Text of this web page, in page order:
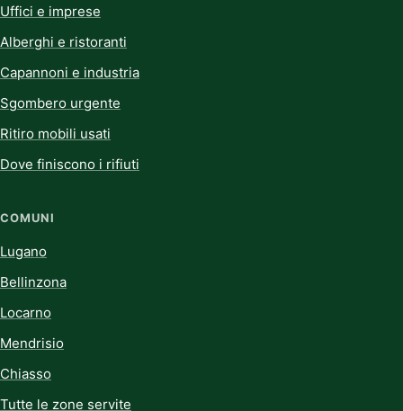
Uffici e imprese
Alberghi e ristoranti
Capannoni e industria
Sgombero urgente
Ritiro mobili usati
Dove finiscono i rifiuti
COMUNI
Lugano
Bellinzona
Locarno
Mendrisio
Chiasso
Tutte le zone servite